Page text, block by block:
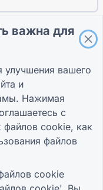
УСЛОВИЯ
конфиденциальности
Настройки файлов
cookie
важна для
вашего
и
Нажимая
с
файлов cookie, как
файлов
cookie